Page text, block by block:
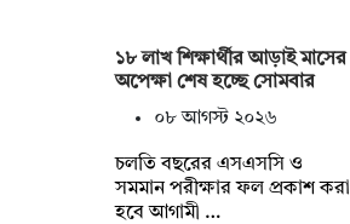
১৮ লাখ শিক্ষার্থীর আড়াই মাসের
অপেক্ষা শেষ হচ্ছে সোমবার
০৮ আগস্ট ২০২৬
চলতি বছরের এসএসসি ও
সমমান পরীক্ষার ফল প্রকাশ করা
হবে আগামী …